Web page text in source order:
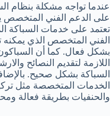
عندما تواجه مشكلة بنظام
على الدعم الفني المتخصص
تعتمد على خدمات السباكة
الفني المتخصص الذي
بشكل فعال. كما أن
اللازمة لتقديم النصائح
السباكة بشكل صحيح.
الخدمات المتخصصة مثل
والحنفيات بطريقة فعالة